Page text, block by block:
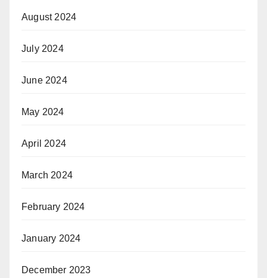
August 2024
July 2024
June 2024
May 2024
April 2024
March 2024
February 2024
January 2024
December 2023